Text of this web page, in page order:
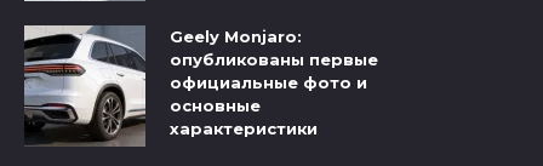
Geely Monjaro:
опубликованы первые
официальные фото и
основные
характеристики